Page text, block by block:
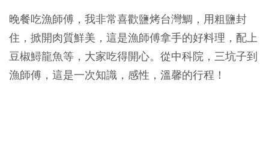
晚餐吃漁師傅，我非常喜歡鹽烤台灣鯛，用粗鹽封
住，掀開肉質鮮美，這是漁師傅拿手的好料理，配上
豆椒鱘龍魚等，大家吃得開心。從中科院，三坑子到
漁師傅，這是一次知識，感性，溫馨的行程！